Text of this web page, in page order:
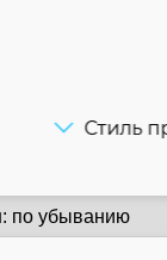
Стиль